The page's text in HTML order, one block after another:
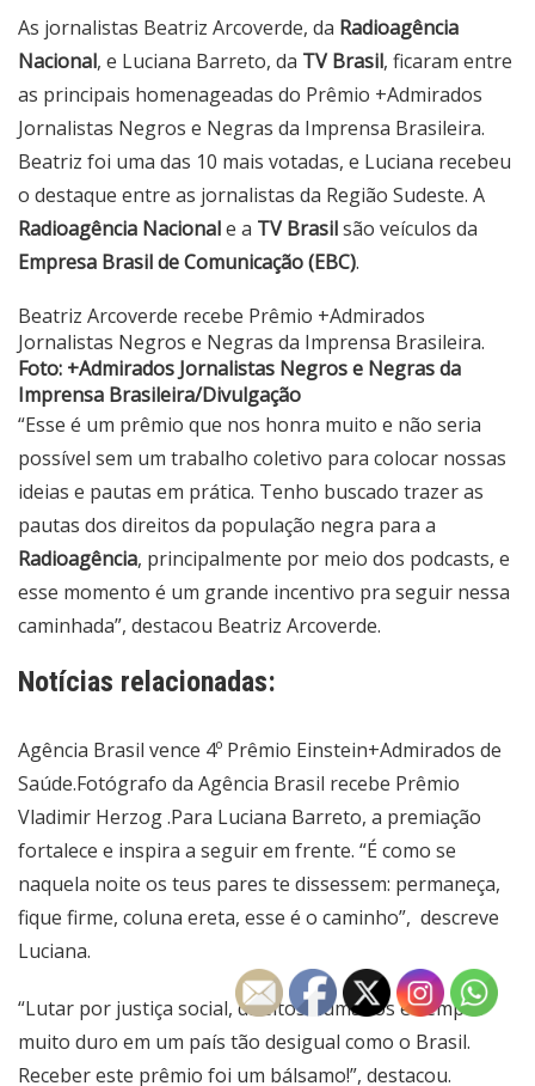
As jornalistas Beatriz Arcoverde, da Radioagência
Nacional, e Luciana Barreto, da TV Brasil, ficaram entre
as principais homenageadas do Prêmio +Admirados
Jornalistas Negros e Negras da Imprensa Brasileira.
Beatriz foi uma das 10 mais votadas, e Luciana recebeu
o destaque entre as jornalistas da Região Sudeste. A
Radioagência Nacionale a TV Brasilsão veículos da
Empresa Brasil de Comunicação (EBC).
Beatriz Arcoverde recebe Prêmio +Admirados
Jornalistas Negros e Negras da Imprensa Brasileira.
Foto: +Admirados Jornalistas Negros e Negras da
Imprensa Brasileira/Divulgação
“Esse é um prêmio que nos honra muito e não seria
possível sem um trabalho coletivo para colocar nossas
ideias e pautas em prática. Tenho buscado trazer as
pautas dos direitos da população negra para a
Radioagência, principalmente por meio dos podcasts, e
esse momento é um grande incentivo pra seguir nessa
caminhada”, destacou Beatriz Arcoverde.
Notícias relacionadas:
Agência Brasil vence 4º Prêmio Einstein+Admirados de
Saúde.Fotógrafo da Agência Brasil recebe Prêmio
Vladimir Herzog .Para Luciana Barreto, a premiação
fortalece e inspira a seguir em frente. “É como se
naquela noite os teus pares te dissessem: permaneça,
fique firme, coluna ereta, esse é o caminho”, descreve
Luciana.
“Lutar por justiça social, direitos humanos é sempre
muito duro em um país tão desigual como o Brasil.
Receber este prêmio foi um bálsamo!”, destacou.